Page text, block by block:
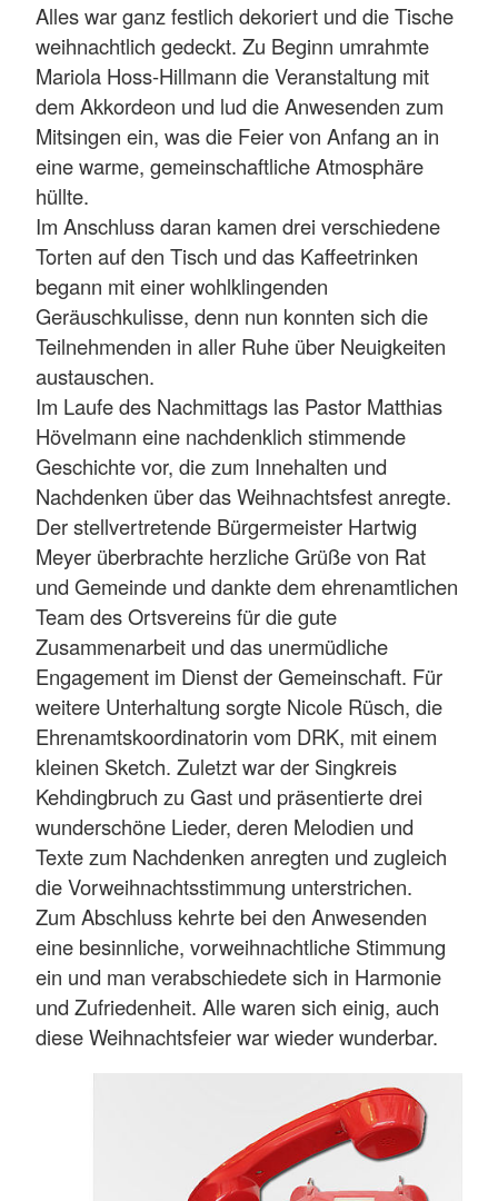
Alles war ganz festlich dekoriert und die Tische
weihnachtlich gedeckt. Zu Beginn umrahmte
Mariola Hoss-Hillmann die Veranstaltung mit
dem Akkordeon und lud die Anwesenden zum
Mitsingen ein, was die Feier von Anfang an in
eine warme, gemeinschaftliche Atmosphäre
hüllte.
Im Anschluss daran kamen drei verschiedene
Torten auf den Tisch und das Kaffeetrinken
begann mit einer wohlklingenden
Geräuschkulisse, denn nun konnten sich die
Teilnehmenden in aller Ruhe über Neuigkeiten
austauschen.
Im Laufe des Nachmittags las Pastor Matthias
Hövelmann eine nachdenklich stimmende
Geschichte vor, die zum Innehalten und
Nachdenken über das Weihnachtsfest anregte.
Der stellvertretende Bürgermeister Hartwig
Meyer überbrachte herzliche Grüße von Rat
und Gemeinde und dankte dem ehrenamtlichen
Team des Ortsvereins für die gute
Zusammenarbeit und das unermüdliche
Engagement im Dienst der Gemeinschaft. Für
weitere Unterhaltung sorgte Nicole Rüsch, die
Ehrenamtskoordinatorin vom DRK, mit einem
kleinen Sketch. Zuletzt war der Singkreis
Kehdingbruch zu Gast und präsentierte drei
wunderschöne Lieder, deren Melodien und
Texte zum Nachdenken anregten und zugleich
die Vorweihnachtsstimmung unterstrichen.
Zum Abschluss kehrte bei den Anwesenden
eine besinnliche, vorweihnachtliche Stimmung
ein und man verabschiedete sich in Harmonie
und Zufriedenheit. Alle waren sich einig, auch
diese Weihnachtsfeier war wieder wunderbar.